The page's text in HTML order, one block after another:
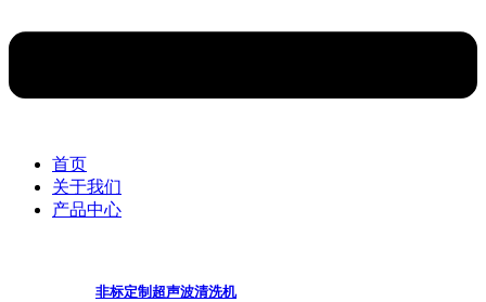
首页
关于我们
产品中心
非标定制超声波清洗机